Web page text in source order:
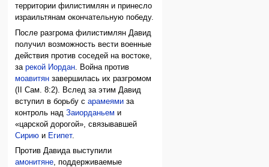
территории филистимлян и принесло
израильтянам окончательную победу.
После разгрома филистимлян Давид
получил возможность вести военные
действия против соседей на востоке,
зарекой Иордан . Война против
моавитян завершилась их разгромом
(II Сам. 8:2). Вслед за этим Давид
вступил в борьбу сарамеями за
контроль надЗаиорданьем и
«царской дорогой», связывавшей
Сирию и Египет.
Против Давида выступили
амонитяне, поддерживаемые